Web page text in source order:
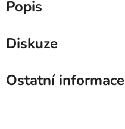
Popis
Diskuze
Ostatní informace